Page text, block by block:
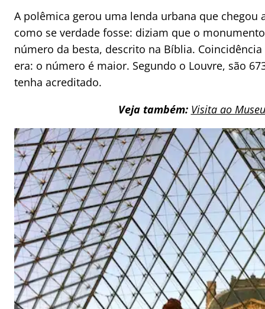
A polêmica gerou uma lenda urbana que chegou
como se verdade fosse: diziam que o
número da besta, descrito na Bíblia.
era: o número é maior. Segundo o Louvre, são
tenha acreditado.
Veja também: Visita ao